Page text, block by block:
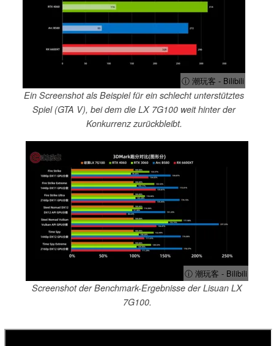
ⓘ 潮玩客 - Bilibili
Ein Screenshot als Beispiel für ein schlecht unterstütztes
Spiel (GTA V), bei dem die LX 7G100 weit hinter der
Konkurrenz zurückbleibt.
ⓘ 潮玩客 - Bilibili
Screenshot der Benchmark-Ergebnisse der Lisuan LX
7G100.